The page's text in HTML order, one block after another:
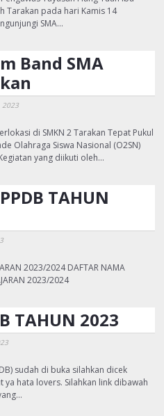
Tarakan pada hari Kamis 14
SMA…
Band SMA
2023
di SMKN 2 Tarakan Tepat Pukul
Olahraga Siswa Nasional (O2SN)
yang diikuti oleh…
TAHUN
2023/2024 DAFTAR NAMA
2023/2024
TAHUN 2023
sudah di buka silahkan dicek
hata lovers. Silahkan link dibawah